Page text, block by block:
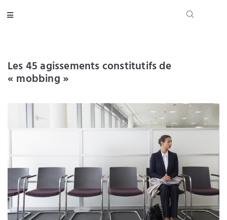
Les 45 agissements constitutifs de
« mobbing »